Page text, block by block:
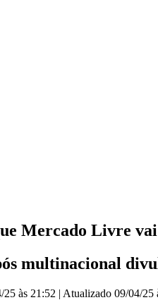
Mercado Livre
multinacional
25 às 21:52 | Atualizado 09/04/25